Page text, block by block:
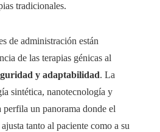
tradicionales.
de administración están
de las terapias génicas al
y adaptabilidad. La
sintética, nanotecnología y
perfila un panorama donde el
tanto al paciente como a su